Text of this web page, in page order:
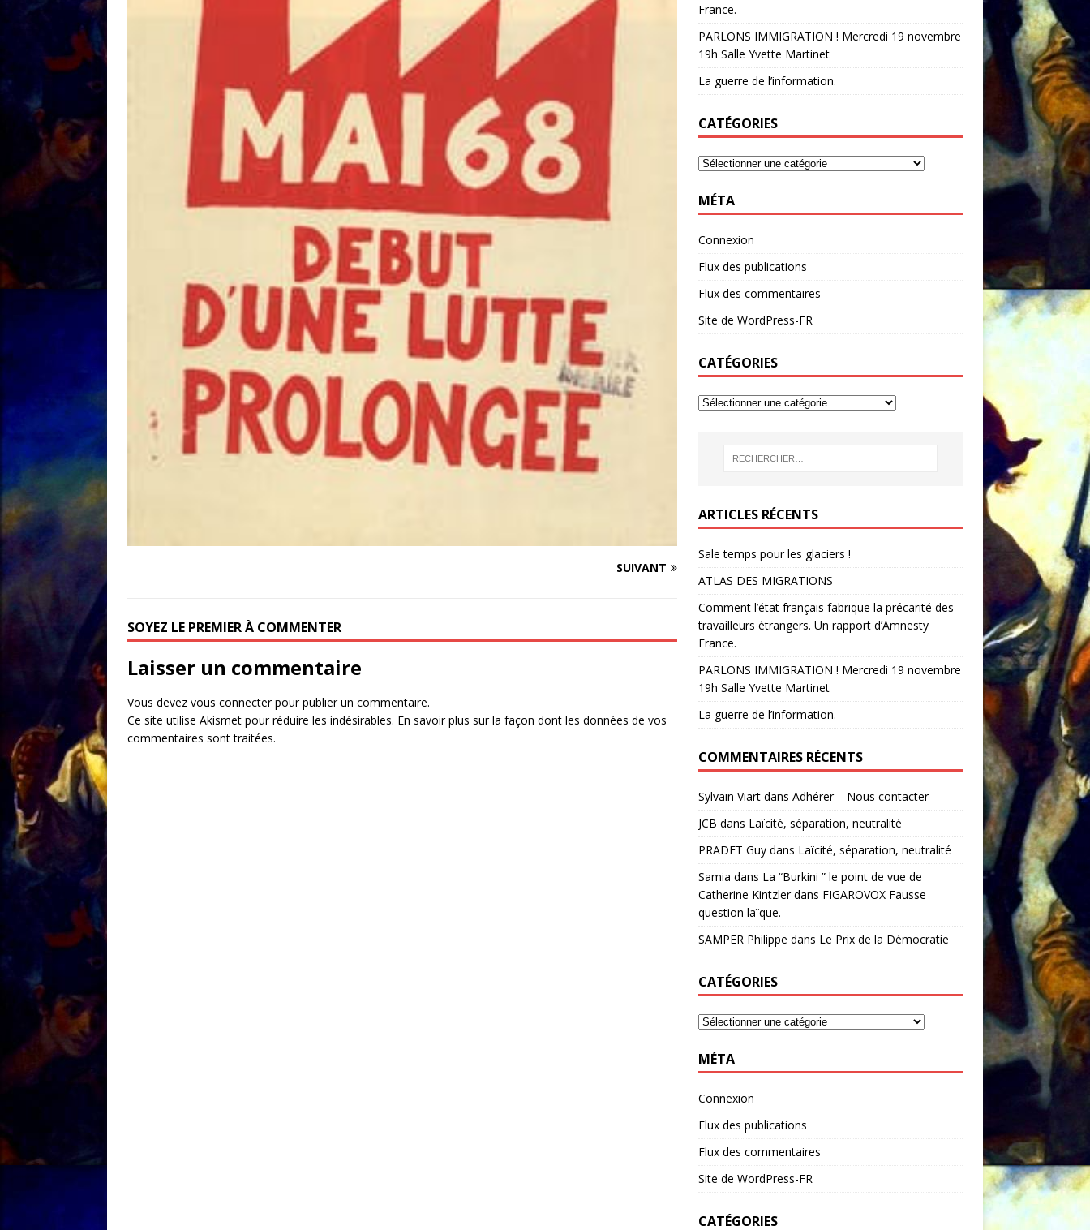
SUIVANT
SOYEZ LE PREMIER À COMMENTER
Laisser un commentaire
Vous devez vous connecterpour publier un commentaire.
Ce site utilise Akismet pour réduire les indésirables. En savoir plus sur la façon dont les données de vos
commentaires sont traitées.
France.
PARLONS IMMIGRATION ! Mercredi 19 novembre
19h Salle Yvette Martinet
La guerre de l’information.
CATÉGORIES
MÉTA
Connexion
Flux des publications
Flux des commentaires
Site de WordPress-FR
CATÉGORIES
ARTICLES RÉCENTS
Sale temps pour les glaciers !
ATLAS DES MIGRATIONS
Comment l’état français fabrique la précarité des
travailleurs étrangers. Un rapport d’Amnesty
France.
PARLONS IMMIGRATION ! Mercredi 19 novembre
19h Salle Yvette Martinet
La guerre de l’information.
COMMENTAIRES RÉCENTS
Sylvain Viartdans Adhérer – Nous contacter
JCB dans Laïcité, séparation, neutralité
PRADET Guydans Laïcité, séparation, neutralité
Samia dans La “Burkini ” le point de vue de
Catherine Kintzler dans FIGAROVOX Fausse
question laïque.
SAMPER Philippe dans Le Prix de la Démocratie
CATÉGORIES
MÉTA
Connexion
Flux des publications
Flux des commentaires
Site de WordPress-FR
CATÉGORIES